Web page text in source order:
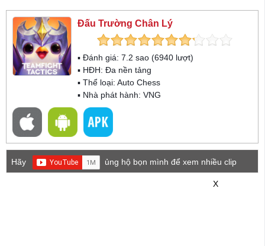
Đấu Trường Chân Lý
▪ Đánh giá: 7.2 sao (6940 lượt)
▪ HĐH: Đa nền tảng
▪ Thể loại: Auto Chess
▪ Nhà phát hành: VNG
Hãy
ủng hộ bọn mình để xem nhiều clip
X